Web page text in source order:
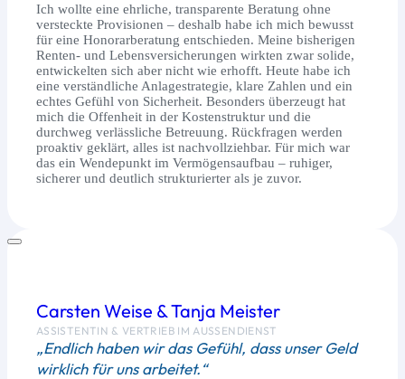
Ich wollte eine ehrliche, transparente Beratung ohne
versteckte Provisionen – deshalb habe ich mich bewusst
für eine Honorarberatung entschieden. Meine bisherigen
Renten- und Lebensversicherungen wirkten zwar solide,
entwickelten sich aber nicht wie erhofft. Heute habe ich
eine verständliche Anlagestrategie, klare Zahlen und ein
echtes Gefühl von Sicherheit. Besonders überzeugt hat
mich die Offenheit in der Kostenstruktur und die
durchweg verlässliche Betreuung. Rückfragen werden
proaktiv geklärt, alles ist nachvollziehbar. Für mich war
das ein Wendepunkt im Vermögensaufbau – ruhiger,
sicherer und deutlich strukturierter als je zuvor.
Carsten Weise & Tanja Meister
ASSISTENTIN & VERTRIEB IM AUSSENDIENST
„Endlich haben wir das Gefühl, dass unser Geld
wirklich für uns arbeitet.“